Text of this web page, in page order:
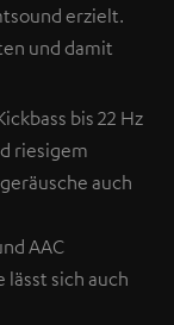
erzielt.
und damit
bis 22 Hz
riesigem
auch
AAC
lässt sich auch